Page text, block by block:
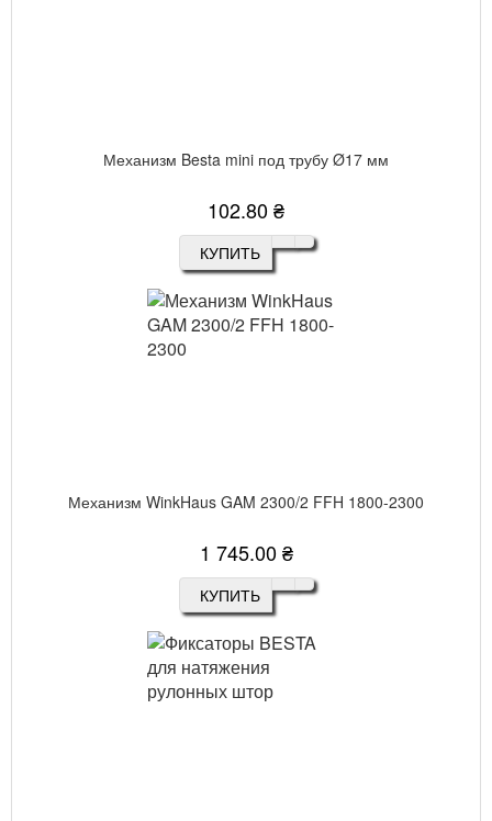
Механизм Besta mini под трубу Ø17 мм
102.80 ₴
КУПИТЬ
Механизм WinkHaus GAM 2300/2 FFH 1800-2300
1 745.00 ₴
КУПИТЬ